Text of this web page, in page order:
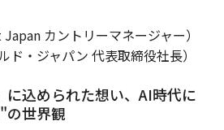
カントリーマネージャー）
ド・ジャパン 代表取締役社長）
に込められた想い、AI時代に
の世界観